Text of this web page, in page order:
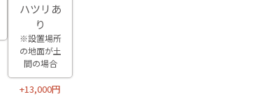
ハツリあ
り
※設置場所
の地面が土
間の場合
+13,000円